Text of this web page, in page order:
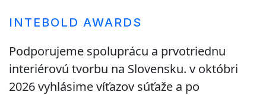
INTEBOLD AWARDS
Podporujeme spoluprácu a prvotriednu
interiérovú tvorbu na Slovensku. v októbri
2026 vyhlásime víťazov súťaže a po